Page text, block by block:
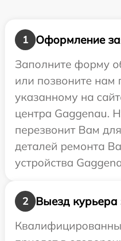
1
Оформление
Заполните форму
или позвоните нам
указанному на
центра Gaggenau.
перезвонит Вам
деталей ремонта
устройства
2
Выезд курьера